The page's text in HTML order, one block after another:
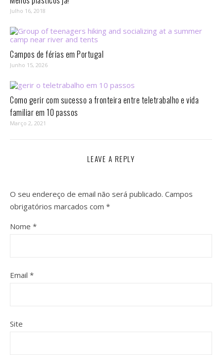
Julho 16, 2018
Campos de férias em Portugal
Junho 15, 2026
Como gerir com sucesso a fronteira entre teletrabalho e vida
familiar em 10 passos⁣
Março 2, 2021
LEAVE A REPLY
O seu endereço de email não será publicado. Campos
obrigatórios marcados com *
Nome *
Email *
Site